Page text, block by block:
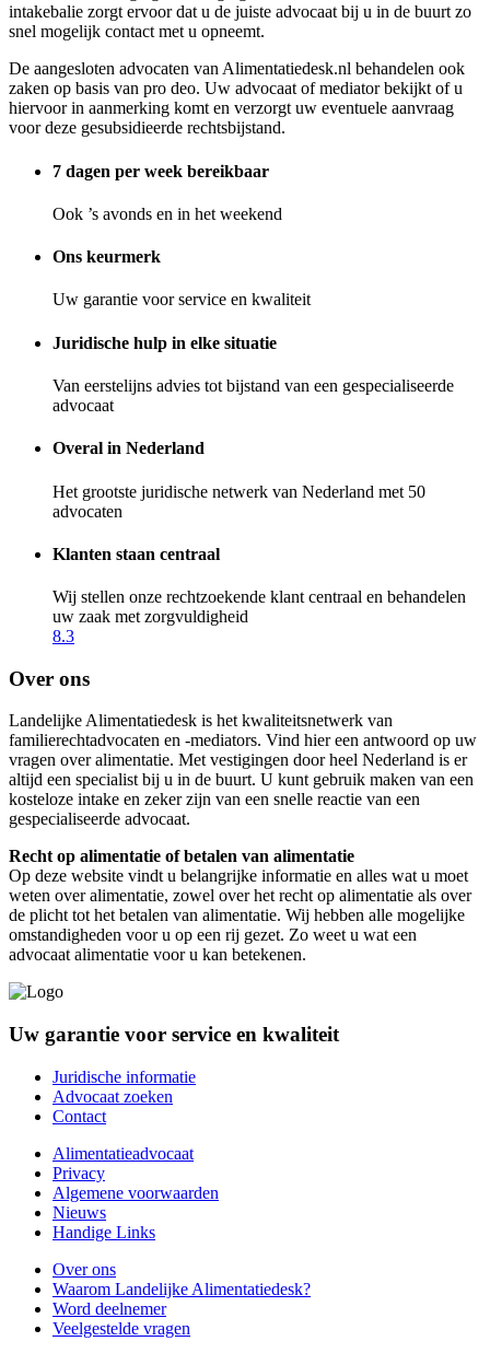
intakebalie zorgt ervoor dat u de juiste advocaat bij u in de buurt zo
snel mogelijk contact met u opneemt.
De aangesloten advocaten van Alimentatiedesk.nl behandelen ook
zaken op basis van pro deo. Uw advocaat of mediator bekijkt of u
hiervoor in aanmerking komt en verzorgt uw eventuele aanvraag
voor deze gesubsidieerde rechtsbijstand.
7 dagen per week bereikbaar
Ook ’s avonds en in het weekend
Ons keurmerk
Uw garantie voor service en kwaliteit
Juridische hulp in elke situatie
Van eerstelijns advies tot bijstand van een gespecialiseerde
advocaat
Overal in Nederland
Het grootste juridische netwerk van Nederland met 50
advocaten
Klanten staan centraal
Wij stellen onze rechtzoekende klant centraal en behandelen
uw zaak met zorgvuldigheid
8.3
Over ons
Landelijke Alimentatiedesk is het kwaliteitsnetwerk van
familierechtadvocaten en -mediators. Vind hier een antwoord op uw
vragen over alimentatie. Met vestigingen door heel Nederland is er
altijd een specialist bij u in de buurt. U kunt gebruik maken van een
kosteloze intake en zeker zijn van een snelle reactie van een
gespecialiseerde advocaat.
Recht op alimentatie of betalen van alimentatie
Op deze website vindt u belangrijke informatie en alles wat u moet
weten over alimentatie, zowel over het recht op alimentatie als over
de plicht tot het betalen van alimentatie. Wij hebben alle mogelijke
omstandigheden voor u op een rij gezet. Zo weet u wat een
advocaat alimentatie voor u kan betekenen.
Uw garantie voor service en kwaliteit
Juridische informatie
Advocaat zoeken
Contact
Alimentatieadvocaat
Privacy
Algemene voorwaarden
Nieuws
Handige Links
Over ons
Waarom Landelijke Alimentatiedesk?
Word deelnemer
Veelgestelde vragen